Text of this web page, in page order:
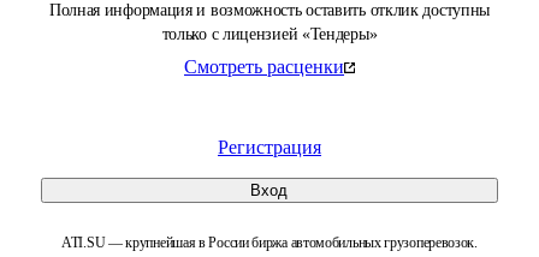
Полная информация и возможность оставить отклик доступны
только с лицензией «Тендеры»
Смотреть расценки
Регистрация
Вход
ATI.SU — крупнейшая в России биржа автомобильных грузоперевозок.